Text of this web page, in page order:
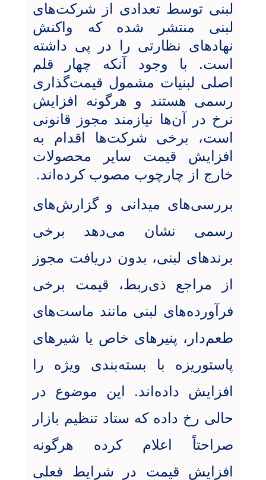
لبنی توسط تعدادی از شرکت‌های
لبنی منتشر شده که واکنش
نهادهای نظارتی را در پی داشته
است. با وجود آنکه چهار قلم
اصلی لبنیات مشمول قیمت‌گذاری
رسمی هستند و هرگونه افزایش
نرخ در آن‌ها نیازمند مجوز قانونی
است، برخی شرکت‌ها اقدام به
افزایش قیمت سایر محصولات
خارج از چارچوب مصوب کرده‌اند.
بررسی‌های میدانی و گزارش‌های
رسمی نشان می‌دهد برخی
برندهای لبنی، بدون دریافت مجوز
از مراجع ذی‌ربط، قیمت برخی
فرآورده‌های لبنی مانند ماست‌های
طعم‌دار، پنیرهای خاص یا شیرهای
پاستوریزه با بسته‌بندی ویژه را
افزایش داده‌اند. این موضوع در
حالی رخ داده که ستاد تنظیم بازار
صراحتاً اعلام کرده هرگونه
افزایش قیمت در شرایط فعلی